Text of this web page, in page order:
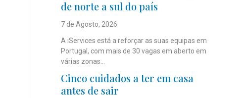
de norte a sul do país
7 de Agosto, 2026
A iServices está a reforçar as suas equipas em
Portugal, com mais de 30 vagas em aberto em
várias zonas...
Cinco cuidados a ter em casa
antes de sair